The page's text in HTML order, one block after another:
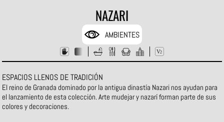
NAZARI
AMBIENTES
ESPACIOS LLENOS DE TRADICIÓN
El reino de Granada dominado por la antigua dinastí­a Nazari nos ayudan para
el lanzamiento de esta colección. Arte mudejar y nazarí forman parte de sus
colores y decoraciones.